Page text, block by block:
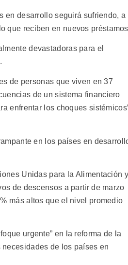
en desarrollo seguirá sufriendo, a
que reciben en nuevos
devastadoras para el
de personas que viven en 37
de un sistema financiero
enfrentar los choques
en los países en
Unidas para la Alimentación y
de descensos a partir de marzo
más altos que el nivel promedio
urgente” en la reforma de la
de los países en